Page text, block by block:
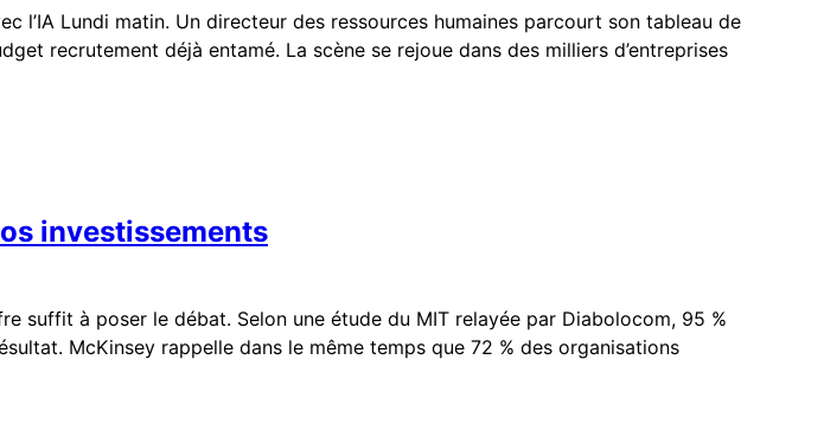
Lundi matin. Un directeur des ressources humaines parcourt son tableau de
recrutement déjà entamé. La scène se rejoue dans des milliers d’entreprises
investissements
suffit à poser le débat. Selon une étude du MIT relayée par Diabolocom, 95 %
McKinsey rappelle dans le même temps que 72 % des organisations